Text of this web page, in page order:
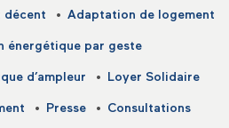
décent Adaptation de logement
énergétique par geste
d’ampleur Loyer Solidaire
Presse Consultations